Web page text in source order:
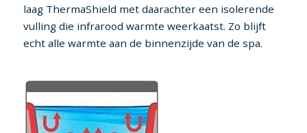
laag ThermaShield met daarachter een isolerende
vulling die infrarood warmte weerkaatst. Zo blijft
echt alle warmte aan de binnenzijde van de spa.